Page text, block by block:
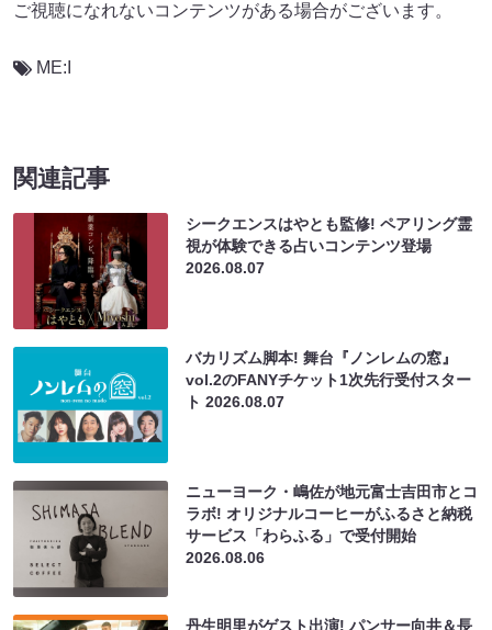
ご視聴になれないコンテンツがある場合がございます。
ME:I
関連記事
シークエンスはやとも監修! ペアリング霊
視が体験できる占いコンテンツ登場
2026.08.07
バカリズム脚本! 舞台『ノンレムの窓』
vol.2のFANYチケット1次先行受付スター
ト2026.08.07
ニューヨーク・嶋佐が地元富士吉田市とコ
ラボ! オリジナルコーヒーがふるさと納税
サービス「わらふる」で受付開始
2026.08.06
丹生明里がゲスト出演! パンサー向井＆長